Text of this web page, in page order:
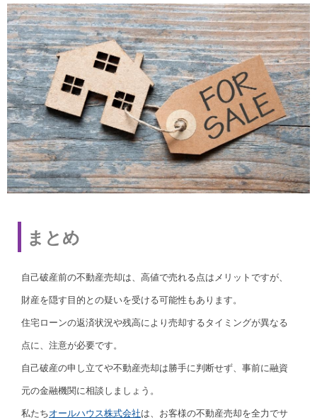
まとめ
自己破産前の不動産売却は、高値で売れる点はメリットですが、
財産を隠す目的との疑いを受ける可能性もあります。
住宅ローンの返済状況や残高により売却するタイミングが異なる
点に、注意が必要です。
自己破産の申し立てや不動産売却は勝手に判断せず、事前に融資
元の金融機関に相談しましょう。
私たちオールハウス株式会社は、お客様の不動産売却を全力でサ